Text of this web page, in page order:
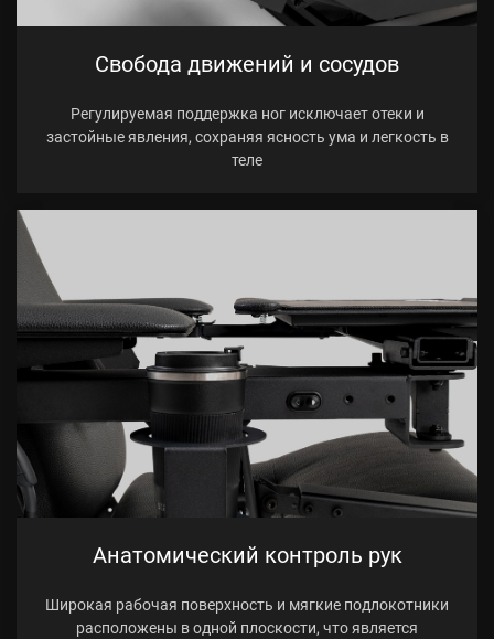
Свобода движений и сосудов
Регулируемая поддержка ног исключает отеки и
застойные явления, сохраняя ясность ума и легкость в
теле
Анатомический контроль рук
Широкая рабочая поверхность и мягкие подлокотники
расположены в одной плоскости, что является